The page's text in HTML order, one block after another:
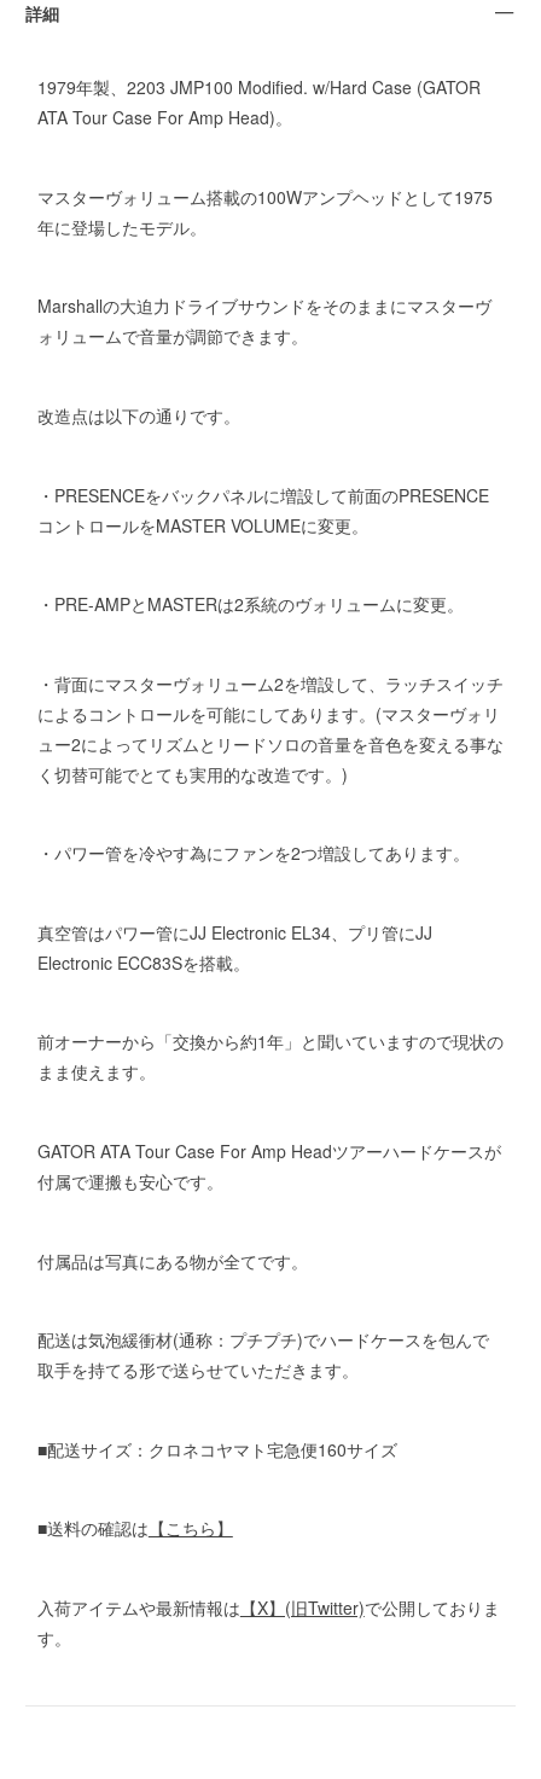
詳細
1979年製、2203 JMP100 Modified. w/Hard Case (GATOR
ATA Tour Case For Amp Head)。
マスターヴォリューム搭載の100Wアンプヘッドとして1975
年に登場したモデル。
Marshallの大迫力ドライブサウンドをそのままにマスターヴ
ォリュームで音量が調節できます。
改造点は以下の通りです。
・PRESENCEをバックパネルに増設して前面のPRESENCE
コントロールをMASTER VOLUMEに変更。
・PRE-AMPとMASTERは2系統のヴォリュームに変更。
・背面にマスターヴォリューム2を増設して、ラッチスイッチ
によるコントロールを可能にしてあります。(マスターヴォリ
ュー2によってリズムとリードソロの音量を音色を変える事な
く切替可能でとても実用的な改造です。)
・パワー管を冷やす為にファンを2つ増設してあります。
真空管はパワー管にJJ Electronic EL34、プリ管にJJ
Electronic ECC83Sを搭載。
前オーナーから「交換から約1年」と聞いていますので現状の
まま使えます。
GATOR ATA Tour Case For Amp Headツアーハードケースが
付属で運搬も安心です。
付属品は写真にある物が全てです。
配送は気泡緩衝材(通称：プチプチ)でハードケースを包んで
取手を持てる形で送らせていただきます。
■配送サイズ：クロネコヤマト宅急便160サイズ
■送料の確認は 【こちら】
入荷アイテムや最新情報は 【X】(旧Twitter)で公開しておりま
す。